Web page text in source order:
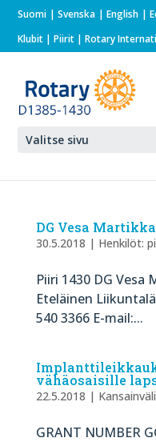
Suomi Svenska English
Klubit |Piirit |Rotary
Valitse sivu
DG Vesa
30.5.2018 | Henkilöt:
Piiri 1430 DG Vesa
Eteläinen
540 3366 E-mail:...
vähäosaisille
22.5.2018 |
GRANT NUMBER